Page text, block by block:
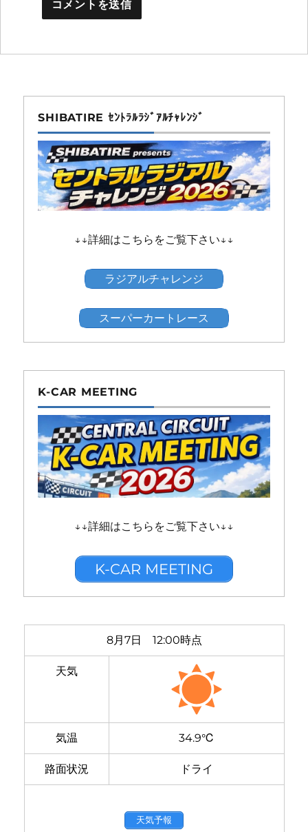
SHIBATIRE ｾﾝﾄﾗﾙﾗｼﾞｱﾙﾁｬﾚﾝｼﾞ
↓↓詳細はこちらをご覧下さい↓↓
ラジアルチャレンジ
スーパーカートレース
K-CAR MEETING
↓↓詳細はこちらをご覧下さい↓↓
K-CAR MEETING
8月7日 12:00時点
天気
気温 34.9℃
路面状況 ドライ
天気予報